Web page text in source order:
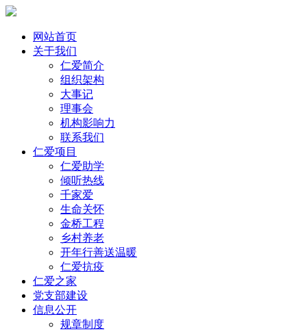
网站首页
关于我们
仁爱简介
组织架构
大事记
理事会
机构影响力
联系我们
仁爱项目
仁爱助学
倾听热线
千家爱
生命关怀
金桥工程
乡村养老
开年行善送温暖
仁爱抗疫
仁爱之家
党支部建设
信息公开
规章制度